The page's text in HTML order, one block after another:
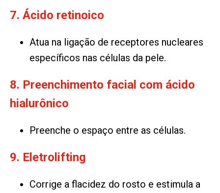
7. Ácido retinoico
Atua na ligação de receptores nucleares
específicos nas células da pele.
8. Preenchimento facial com ácido
hialurônico
Preenche o espaço entre as células.
9. Eletrolifting
Corrige a flacidez do rosto e estimula a